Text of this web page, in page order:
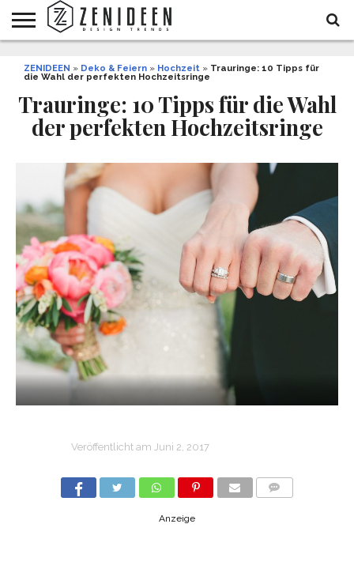
INNENDESIGN
ARCHITEKTUR
GARTEN
UND
LIFESTYLE
DEKO
&
DIY
STYLE
REZEPTE
GESUNDHEIT
WEIHNACHTEN
ZENIDEEN » Deko & Feiern » Hochzeit » Trauringe: 10 Tipps für
die Wahl der perfekten Hochzeitsringe
Trauringe: 10 Tipps für die Wahl
der perfekten Hochzeitsringe
Veröffentlicht am Juni 2, 2017
Anzeige